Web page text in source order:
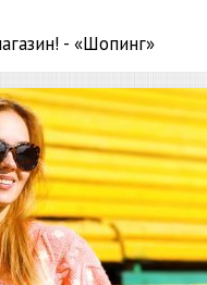
- «Шопинг»